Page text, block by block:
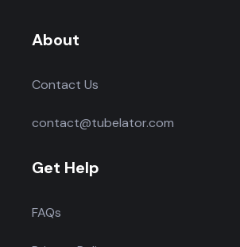
About
Contact Us
contact@tubelator.com
Get Help
FAQs